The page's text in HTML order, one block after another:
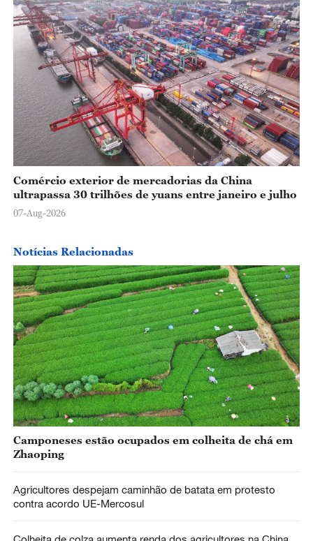
Comércio exterior de mercadorias da China
ultrapassa 30 trilhões de yuans entre janeiro e julho
07-Aug-2026
Notícias Relacionadas
Camponeses estão ocupados em colheita de chá em
Zhaoping
Agricultores despejam caminhão de batata em protesto
contra acordo UE-Mercosul